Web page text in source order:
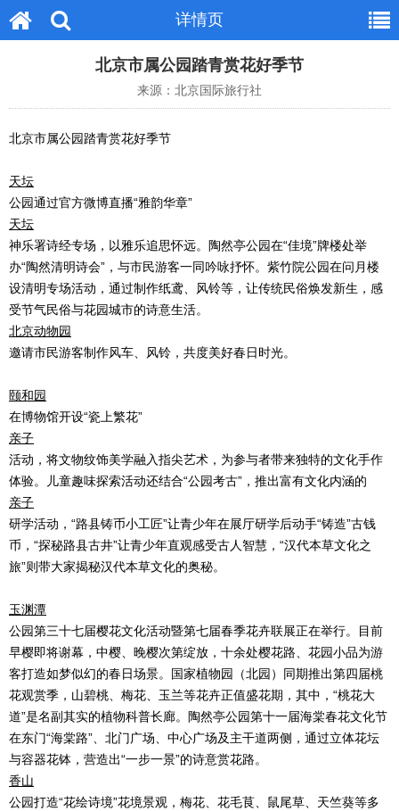
详情页
北京市属公园踏青赏花好季节
来源：北京国际旅行社
北京市属公园踏青赏花好季节
天坛
公园通过官方微博直播“雅韵华章”
天坛
神乐署诗经专场，以雅乐追思怀远。陶然亭公园在“佳境”牌楼处举
办“陶然清明诗会”，与市民游客一同吟咏抒怀。紫竹院公园在问月楼
设清明专场活动，通过制作纸鸢、风铃等，让传统民俗焕发新生，感
受节气民俗与花园城市的诗意生活。
北京动物园
邀请市民游客制作风车、风铃，共度美好春日时光。
颐和园
在博物馆开设“瓷上繁花”
亲子
活动，将文物纹饰美学融入指尖艺术，为参与者带来独特的文化手作
体验。儿童趣味探索活动还结合“公园考古”，推出富有文化内涵的
亲子
研学活动，“路县铸币小工匠”让青少年在展厅研学后动手“铸造”古钱
币，“探秘路县古井”让青少年直观感受古人智慧，“汉代本草文化之
旅”则带大家揭秘汉代本草文化的奥秘。
玉渊潭
公园第三十七届樱花文化活动暨第七届春季花卉联展正在举行。目前
早樱即将谢幕，中樱、晚樱次第绽放，十余处樱花路、花园小品为游
客打造如梦似幻的春日场景。国家植物园（北园）同期推出第四届桃
花观赏季，山碧桃、梅花、玉兰等花卉正值盛花期，其中，“桃花大
道”是名副其实的植物科普长廊。陶然亭公园第十一届海棠春花文化节
在东门“海棠路”、北门广场、中心广场及主干道两侧，通过立体花坛
与容器花钵，营造出“一步一景”的诗意赏花路。
香山
公园打造“花绘诗境”花境景观，梅花、花毛茛、鼠尾草、天竺葵等多